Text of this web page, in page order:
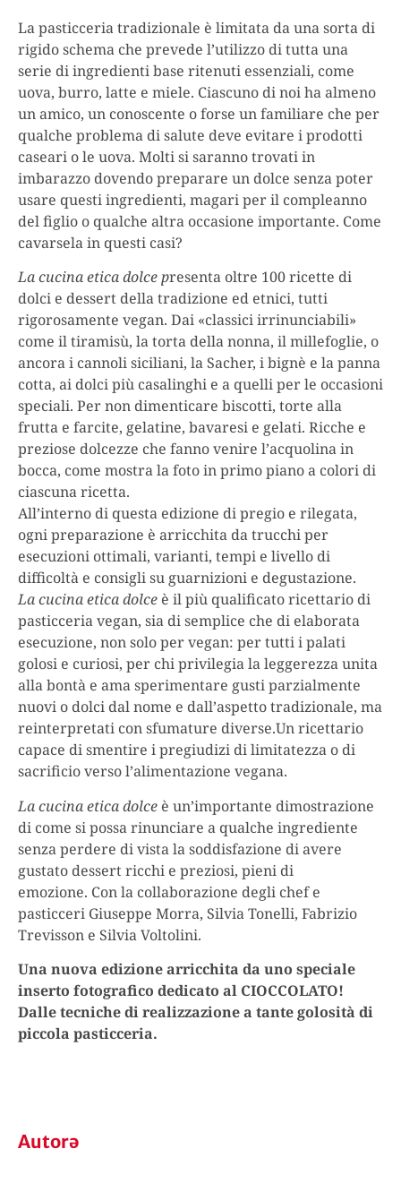
La pasticceria tradizionale è limitata da una sorta di
rigido schema che prevede l’utilizzo di tutta una
serie di ingredienti base ritenuti essenziali, come
uova, burro, latte e miele. Ciascuno di noi ha almeno
un amico, un conoscente o forse un familiare che per
qualche problema di salute deve evitare i prodotti
caseari o le uova. Molti si saranno trovati in
imbarazzo dovendo preparare un dolce senza poter
usare questi ingredienti, magari per il compleanno
del figlio o qualche altra occasione importante. Come
cavarsela in questi casi?
La cucina etica dolce presenta oltre 100 ricette di
dolci e dessert della tradizione ed etnici, tutti
rigorosamente vegan. Dai «classici irrinunciabili»
come il tiramisù, la torta della nonna, il millefoglie, o
ancora i cannoli siciliani, la Sacher, i bignè e la panna
cotta, ai dolci più casalinghi e a quelli per le occasioni
speciali. Per non dimenticare biscotti, torte alla
frutta e farcite, gelatine, bavaresi e gelati. Ricche e
preziose dolcezze che fanno venire l’acquolina in
bocca, come mostra la foto in primo piano a colori di
ciascuna ricetta.
All’interno di questa edizione di pregio e rilegata,
ogni preparazione è arricchita da trucchi per
esecuzioni ottimali, varianti, tempi e livello di
difficoltà e consigli su guarnizioni e degustazione.
La cucina etica dolce è il più qualificato ricettario di
pasticceria vegan, sia di semplice che di elaborata
esecuzione, non solo per vegan: per tutti i palati
golosi e curiosi, per chi privilegia la leggerezza unita
alla bontà e ama sperimentare gusti parzialmente
nuovi o dolci dal nome e dall’aspetto tradizionale, ma
reinterpretati con sfumature diverse.Un ricettario
capace di smentire i pregiudizi di limitatezza o di
sacrificio verso l’alimentazione vegana.
La cucina etica dolce è un’importante dimostrazione
di come si possa rinunciare a qualche ingrediente
senza perdere di vista la soddisfazione di avere
gustato dessert ricchi e preziosi, pieni di
emozione. Con la collaborazione degli chef e
pasticceri Giuseppe Morra, Silvia Tonelli, Fabrizio
Trevisson e Silvia Voltolini.
Una nuova edizione arricchita da uno speciale
inserto fotografico dedicato al CIOCCOLATO!
Dalle tecniche di realizzazione a tante golosità di
piccola pasticceria.
Autorə